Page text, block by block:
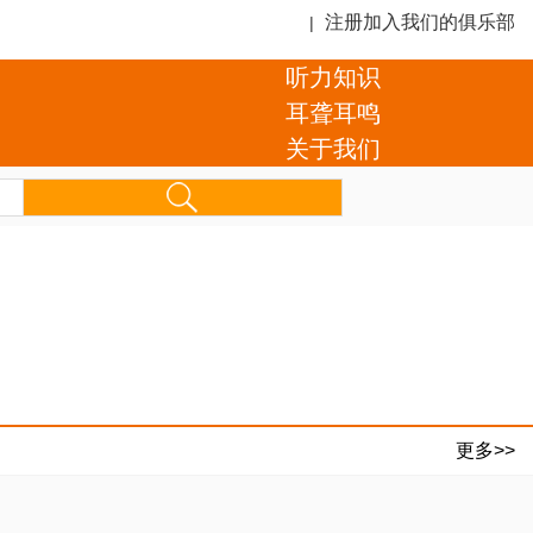
| 注册加入我们的俱乐部
听力知识
耳聋耳鸣
关于我们
更多>>